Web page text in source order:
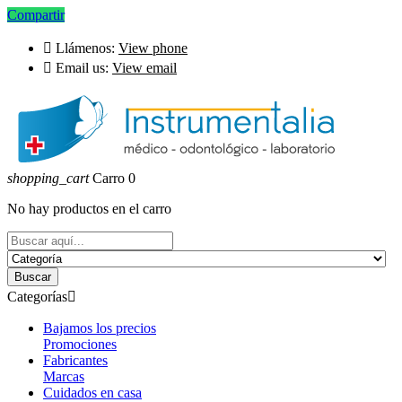
Compartir
 Llámenos: View phone
 Email us: View email
shopping_cart Carro 0
No hay productos en el carro
Buscar
Categorías
Bajamos los precios
Promociones
Fabricantes
Marcas
Cuidados en casa